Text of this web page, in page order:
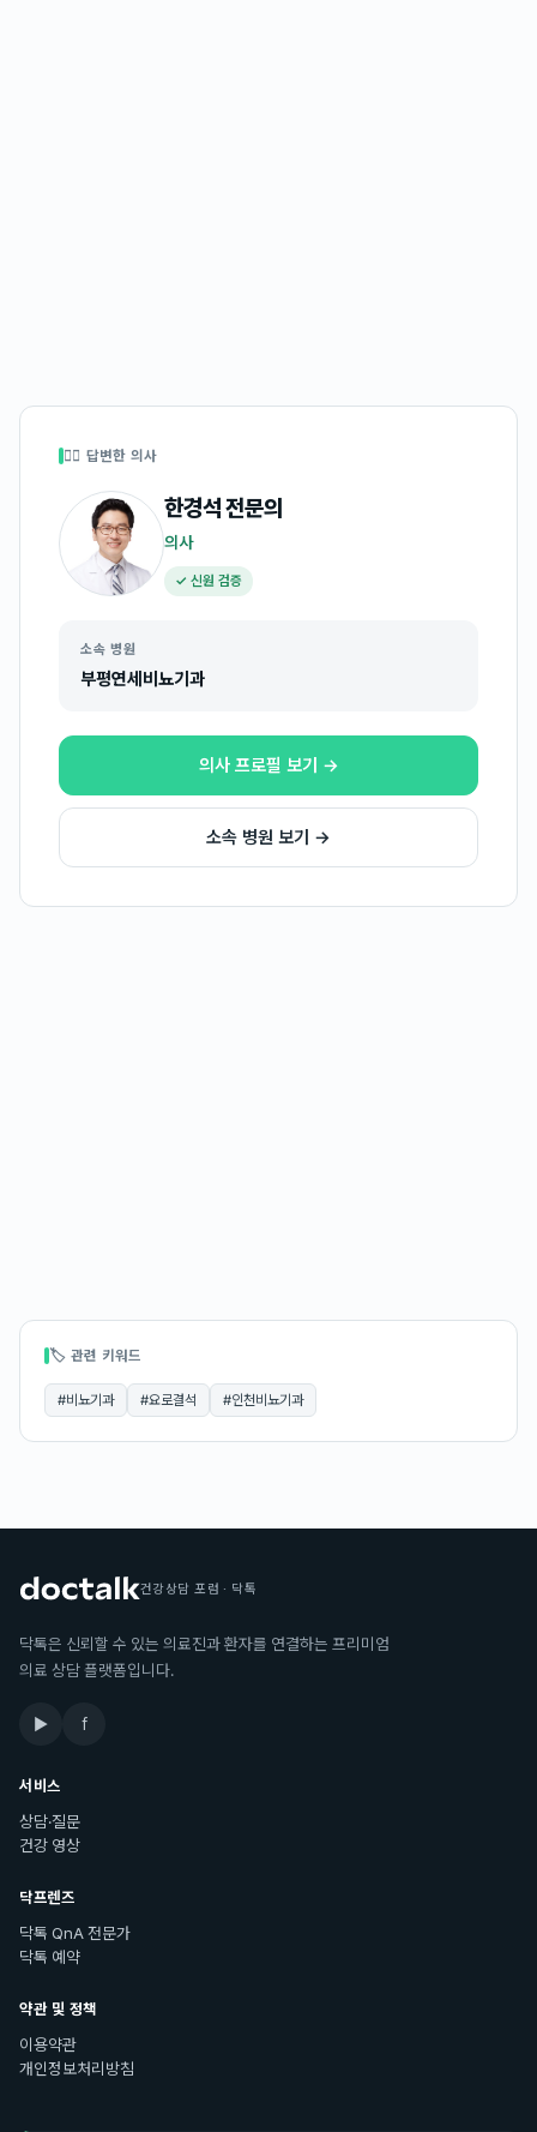
👩‍⚕️ 답변한 의사
한경석전문의
의사
✓ 신원 검증
소속 병원
부평연세비뇨기과
의사 프로필 보기 →
소속 병원 보기 →
🏷 관련 키워드
#비뇨기과 #요로결석 #인천비뇨기과
건강상담 포럼 · 닥톡
닥톡은 신뢰할 수 있는 의료진과 환자를 연결하는 프리미엄
의료 상담 플랫폼입니다.
▶ f
서비스
상담·질문
건강 영상
닥프렌즈
닥톡 QnA 전문가
닥톡 예약
약관 및 정책
이용약관
개인정보처리방침